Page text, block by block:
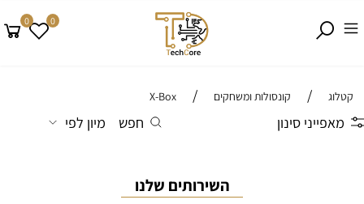
0 0
קטלוג / קונסולות ומשחקים /
X-Box
מאפייני סינון חפש מיון לפי
השירותים שלנו